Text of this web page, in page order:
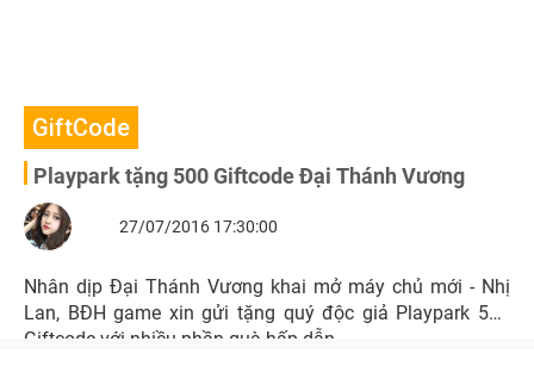
GiftCode
Playpark tặng 500 Giftcode Đại Thánh Vương
27/07/2016 17:30:00
Nhân dịp Đại Thánh Vương khai mở máy chủ mới - Nhị
Lan, BĐH game xin gửi tặng quý độc giả Playpark 500
Giftcode với nhiều phần quà hấp dẫn.